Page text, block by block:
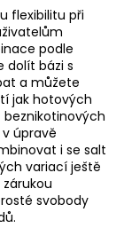
flexibilitu při
podle
dolít bázi s
a můžete
jak hotových
úpravě
i se salt
variací ještě
svobody